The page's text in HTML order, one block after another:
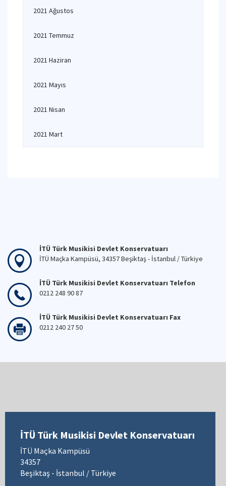
2021 Ağustos
2021 Temmuz
2021 Haziran
2021 Mayıs
2021 Nisan
2021 Mart
İTÜ Türk Musikisi Devlet Konservatuarı
İTÜ Maçka Kampüsü, 34357 Beşiktaş - İstanbul / Türkiye
İTÜ Türk Musikisi Devlet Konservatuarı Telefon
0212 248 90 87
İTÜ Türk Musikisi Devlet Konservatuarı Fax
0212 240 27 50
İTÜ Türk Musikisi Devlet Konservatuarı
İTÜ Maçka Kampüsü
34357
Beşiktaş - İstanbul / Türkiye